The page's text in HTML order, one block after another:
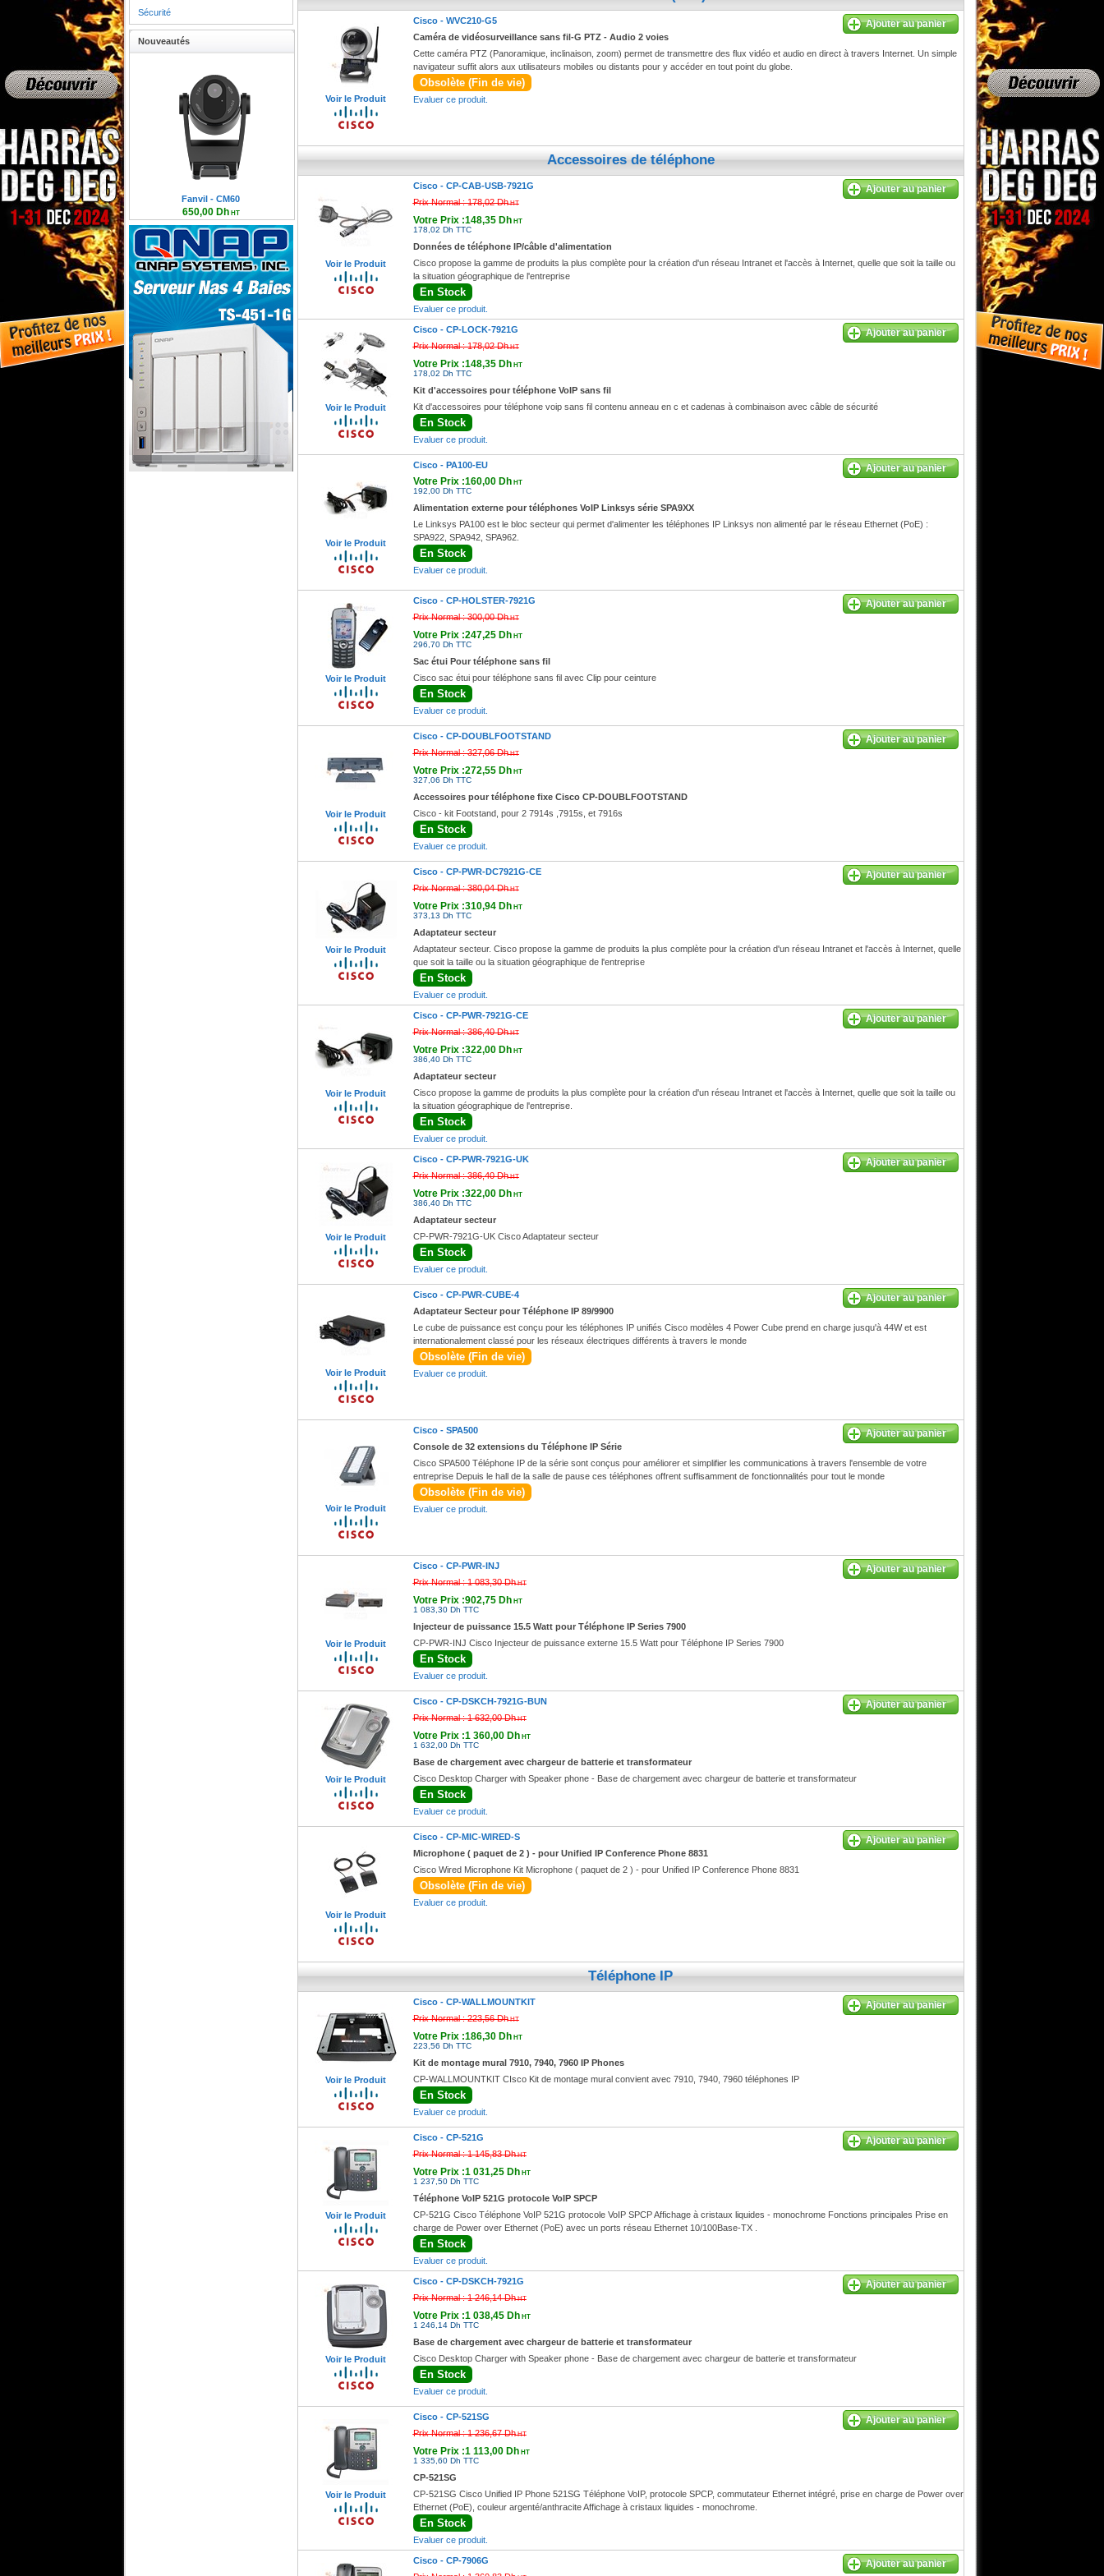
Sécurité
Nouveautés
Fanvil - CM60
650,00 DhHT
780,00 Dh TTC
Voir le Produit
Cisco - WVC210-G5 Ajouter au panier
Caméra de vidéosurveillance sans fil-G PTZ - Audio 2 voies
Cette caméra PTZ (Panoramique, inclinaison, zoom) permet de transmettre des flux vidéo et audio en direct à travers Internet. Un simple
navigateur suffit alors aux utilisateurs mobiles ou distants pour y accéder en tout point du globe.
Obsolète (Fin de vie)
Evaluer ce produit.
Accessoires de téléphone
Voir le Produit
Cisco - CP-CAB-USB-7921G
Prix Normal :178,02 DhHT
Votre Prix :148,35 DhHT
178,02 Dh TTC
Ajouter au panier
Données de téléphone IP/câble d'alimentation
Cisco propose la gamme de produits la plus complète pour la création d'un réseau Intranet et l'accès à Internet, quelle que soit la taille ou
la situation géographique de l'entreprise
En Stock
Evaluer ce produit.
Voir le Produit
Cisco - CP-LOCK-7921G
Prix Normal :178,02 DhHT
Votre Prix :148,35 DhHT
178,02 Dh TTC
Ajouter au panier
Kit d'accessoires pour téléphone VoIP sans fil
Kit d'accessoires pour téléphone voip sans fil contenu anneau en c et cadenas à combinaison avec câble de sécurité
En Stock
Evaluer ce produit.
Voir le Produit
Cisco - PA100-EU
Votre Prix :160,00 DhHT
192,00 Dh TTC
Ajouter au panier
Alimentation externe pour téléphones VoIP Linksys série SPA9XX
Le Linksys PA100 est le bloc secteur qui permet d'alimenter les téléphones IP Linksys non alimenté par le réseau Ethernet (PoE) :
SPA922, SPA942, SPA962.
En Stock
Evaluer ce produit.
Voir le Produit
Cisco - CP-HOLSTER-7921G
Prix Normal :300,00 DhHT
Votre Prix :247,25 DhHT
296,70 Dh TTC
Ajouter au panier
Sac étui Pour téléphone sans fil
Cisco sac étui pour téléphone sans fil avec Clip pour ceinture
En Stock
Evaluer ce produit.
Voir le Produit
Cisco - CP-DOUBLFOOTSTAND
Prix Normal :327,06 DhHT
Votre Prix :272,55 DhHT
327,06 Dh TTC
Ajouter au panier
Accessoires pour téléphone fixe Cisco CP-DOUBLFOOTSTAND
Cisco - kit Footstand, pour 2 7914s ,7915s, et 7916s
En Stock
Evaluer ce produit.
Voir le Produit
Cisco - CP-PWR-DC7921G-CE
Prix Normal :380,04 DhHT
Votre Prix :310,94 DhHT
373,13 Dh TTC
Ajouter au panier
Adaptateur secteur
Adaptateur secteur. Cisco propose la gamme de produits la plus complète pour la création d'un réseau Intranet et l'accès à Internet, quelle
que soit la taille ou la situation géographique de l'entreprise
En Stock
Evaluer ce produit.
Voir le Produit
Cisco - CP-PWR-7921G-CE
Prix Normal :386,40 DhHT
Votre Prix :322,00 DhHT
386,40 Dh TTC
Ajouter au panier
Adaptateur secteur
Cisco propose la gamme de produits la plus complète pour la création d'un réseau Intranet et l'accès à Internet, quelle que soit la taille ou
la situation géographique de l'entreprise.
En Stock
Evaluer ce produit.
Voir le Produit
Cisco - CP-PWR-7921G-UK
Prix Normal :386,40 DhHT
Votre Prix :322,00 DhHT
386,40 Dh TTC
Ajouter au panier
Adaptateur secteur
CP-PWR-7921G-UK Cisco Adaptateur secteur
En Stock
Evaluer ce produit.
Voir le Produit
Cisco - CP-PWR-CUBE-4 Ajouter au panier
Adaptateur Secteur pour Téléphone IP 89/9900
Le cube de puissance est conçu pour les téléphones IP unifiés Cisco modèles 4 Power Cube prend en charge jusqu'à 44W et est
internationalement classé pour les réseaux électriques différents à travers le monde
Obsolète (Fin de vie)
Evaluer ce produit.
Voir le Produit
Cisco - SPA500 Ajouter au panier
Console de 32 extensions du Téléphone IP Série
Cisco SPA500 Téléphone IP de la série sont conçus pour améliorer et simplifier les communications à travers l'ensemble de votre
entreprise Depuis le hall de la salle de pause ces téléphones offrent suffisamment de fonctionnalités pour tout le monde
Obsolète (Fin de vie)
Evaluer ce produit.
Voir le Produit
Cisco - CP-PWR-INJ
Prix Normal :1 083,30 DhHT
Votre Prix :902,75 DhHT
1 083,30 Dh TTC
Ajouter au panier
Injecteur de puissance 15.5 Watt pour Téléphone IP Series 7900
CP-PWR-INJ Cisco Injecteur de puissance externe 15.5 Watt pour Téléphone IP Series 7900
En Stock
Evaluer ce produit.
Voir le Produit
Cisco - CP-DSKCH-7921G-BUN
Prix Normal :1 632,00 DhHT
Votre Prix :1 360,00 DhHT
1 632,00 Dh TTC
Ajouter au panier
Base de chargement avec chargeur de batterie et transformateur
Cisco Desktop Charger with Speaker phone - Base de chargement avec chargeur de batterie et transformateur
En Stock
Evaluer ce produit.
Voir le Produit
Cisco - CP-MIC-WIRED-S Ajouter au panier
Microphone ( paquet de 2 ) - pour Unified IP Conference Phone 8831
Cisco Wired Microphone Kit Microphone ( paquet de 2 ) - pour Unified IP Conference Phone 8831
Obsolète (Fin de vie)
Evaluer ce produit.
Téléphone IP
Voir le Produit
Cisco - CP-WALLMOUNTKIT
Prix Normal :223,56 DhHT
Votre Prix :186,30 DhHT
223,56 Dh TTC
Ajouter au panier
Kit de montage mural 7910, 7940, 7960 IP Phones
CP-WALLMOUNTKIT CIsco Kit de montage mural convient avec 7910, 7940, 7960 téléphones IP
En Stock
Evaluer ce produit.
Voir le Produit
Cisco - CP-521G
Prix Normal :1 145,83 DhHT
Votre Prix :1 031,25 DhHT
1 237,50 Dh TTC
Ajouter au panier
Téléphone VoIP 521G protocole VoIP SPCP
CP-521G Cisco Téléphone VoIP 521G protocole VoIP SPCP Affichage à cristaux liquides - monochrome Fonctions principales Prise en
charge de Power over Ethernet (PoE) avec un ports réseau Ethernet 10/100Base-TX .
En Stock
Evaluer ce produit.
Voir le Produit
Cisco - CP-DSKCH-7921G
Prix Normal :1 246,14 DhHT
Votre Prix :1 038,45 DhHT
1 246,14 Dh TTC
Ajouter au panier
Base de chargement avec chargeur de batterie et transformateur
Cisco Desktop Charger with Speaker phone - Base de chargement avec chargeur de batterie et transformateur
En Stock
Evaluer ce produit.
Voir le Produit
Cisco - CP-521SG
Prix Normal :1 236,67 DhHT
Votre Prix :1 113,00 DhHT
1 335,60 Dh TTC
Ajouter au panier
CP-521SG
CP-521SG Cisco Unified IP Phone 521SG Téléphone VoIP, protocole SPCP, commutateur Ethernet intégré, prise en charge de Power over
Ethernet (PoE), couleur argenté/anthracite Affichage à cristaux liquides - monochrome.
En Stock
Evaluer ce produit.
Cisco - CP-7906G
Ajouter au panier